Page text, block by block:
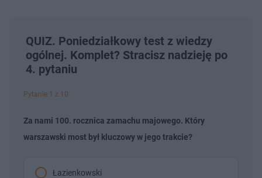
QUIZ. Poniedziałkowy test z wiedzy
ogólnej. Komplet? Stracisz nadzieję po
4. pytaniu
Pytanie 1 z 10
Za nami 100. rocznica zamachu majowego. Który
warszawski most był kluczowy w jego trakcie?
Łazienkowski